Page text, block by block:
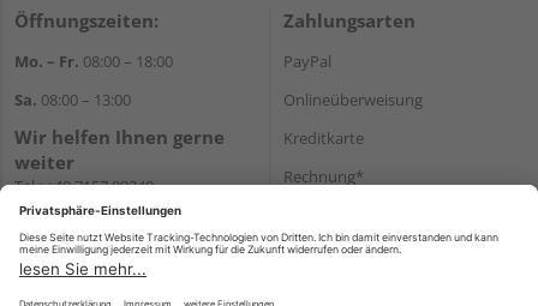
Öffnungszeiten:
Mo. – Fr. 08:00 – 18:00
Sa. 08:00 – 13:00
Wir helfen Ihnen gerne
weiter
Tel.:+49 7157 88240
E-Mail:shop@holzland-
filderstadt.de
Zahlungsarten
PayPal
Onlineüberweisung
Kreditkarte
Rechnung*
Versand